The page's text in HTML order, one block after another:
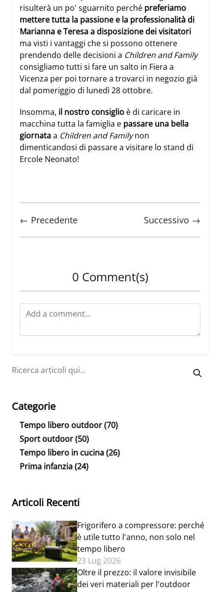
risulterà un po' sguarnito perché preferiamo
mettere tutta la passione e la professionalità di
Marianna e Teresa a disposizione dei visitatori
ma visti i vantaggi che si possono ottenere
prendendo delle decisioni a Children and Family
consigliamo tutti si fare un salto in Fiera a
Vicenza per poi tornare a trovarci in negozio già
dal pomeriggio di lunedì 28 ottobre.
Insomma, il nostro consiglio è di caricare in
macchina tutta la famiglia e passare una bella
giornataa Children and Familynon
dimenticandosi di passare a visitare lo stand di
Ercole Neonato!
← Precedente Successivo →
0 Comment(s)
Categorie
Tempo libero outdoor(70)
Sport outdoor(50)
Tempo libero in cucina(26)
Prima infanzia(24)
Articoli Recenti
Frigorifero a compressore: perché
è utile tutto l'anno, non solo nel
tempo libero
23 Lug 2026
Oltre il prezzo: il valore invisibile
dei veri materiali per l'outdoor